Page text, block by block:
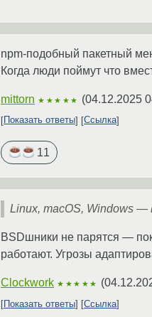
npm-подобный пакетный
Когда люди поймут что
mittorn ★★★★★ (04.12.2025
Показать ответы Ссылка
11
Linux, macOS, Windows
BSDшники не парятся —
работают. Угрозы
Clockwork ★★★★★ (
Показать ответы Ссылка